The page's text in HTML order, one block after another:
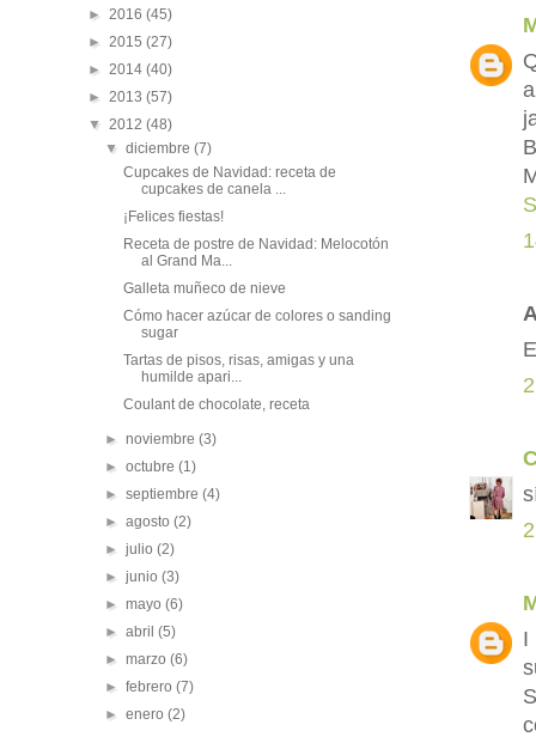
I
► 2016 (45)
► 2015 (27)
► 2014 (40)
► 2013 (57)
▼ 2012 (48)
▼diciembre(7)
Cupcakes de Navidad: receta de
cupcakes de canela ...
¡Felices fiestas!
Receta de postre de Navidad: Melocotón
al Grand Ma...
Galleta muñeco de nieve
Cómo hacer azúcar de colores o sanding
sugar
Tartas de pisos, risas, amigas y una
humilde apari...
Coulant de chocolate, receta
►noviembre(3)
►octubre(1)
►septiembre(4)
►agosto(2)
►julio(2)
►junio(3)
►mayo(6)
►abril(5)
►marzo(6)
►febrero(7)
►enero(2)